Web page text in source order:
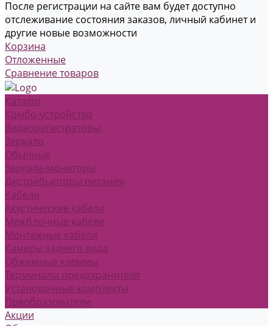
После регистрации на сайте вам будет доступно
отслеживание состояния заказов, личный кабинет и
другие новые возможности
Корзина
Отложенные
Сравнение товаров
Каталог
Комбо-устройство
Видеорегистраторы
Зеркало
Обычные
Зеркала-мониторы
Дистрибьюторы питания
Кабели
Акустические кабели
Межблочные кабели
Монтажные кабели
Камеры заднего вида
Обжимные клеммы
Терминалы предохранителя
Установочные комплекты
Преобразователи
Акции